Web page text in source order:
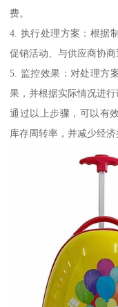
费。
4. 执行处理方案：根据
促销活动、与供应商协商
5. 监控效果：对处理方
果，并根据实际情况进行
通过以上步骤，可以有
库存周转率，并减少经济